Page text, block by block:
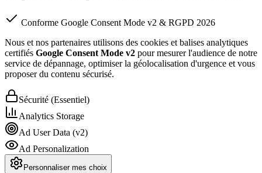
Conforme Google Consent Mode v2 & RGPD 2026
Nous et nos partenaires utilisons des cookies et balises analytiques
certifiés Google Consent Mode v2 pour mesurer l'audience de notre
service de dépannage, optimiser la géolocalisation d'urgence et vous
proposer du contenu sécurisé.
Sécurité (Essentiel)
Analytics Storage
Ad User Data (v2)
Ad Personalization
Personnaliser mes choix